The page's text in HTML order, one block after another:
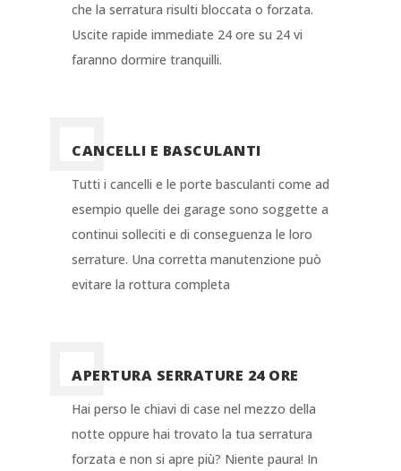
che la serratura risulti bloccata o forzata.
Uscite rapide immediate 24 ore su 24 vi
faranno dormire tranquilli.
CANCELLI E BASCULANTI
Tutti i cancelli e le porte basculanti come ad
esempio quelle dei garage sono soggette a
continui solleciti e di conseguenza le loro
serrature. Una corretta manutenzione può
evitare la rottura completa
APERTURA SERRATURE 24 ORE
Hai perso le chiavi di case nel mezzo della
notte oppure hai trovato la tua serratura
forzata e non si apre più? Niente paura! In